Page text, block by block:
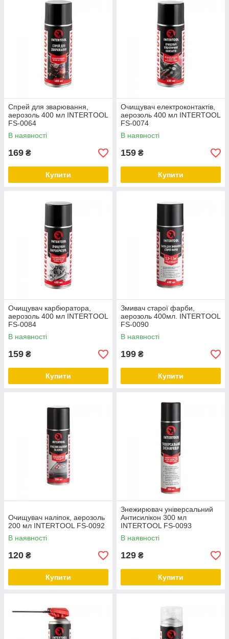
Спрей для зварювання,
аерозоль 400 мл INTERTOOL
FS-0064
В наявності
169 ₴
Купити
Очищувач електроконтактів,
аерозоль 400 мл INTERTOOL
FS-0074
В наявності
159 ₴
Купити
Очищувач карбюратора,
аерозоль 400 мл INTERTOOL
FS-0084
В наявності
159 ₴
Купити
Змивач старої фарби,
аерозоль 400мл. INTERTOOL
FS-0090
В наявності
199 ₴
Купити
Очищувач наліпок, аерозоль
200 мл INTERTOOL FS-0092
В наявності
120 ₴
Купити
Знежирювач універсальний
Антисилікон 300 мл
INTERTOOL FS-0093
В наявності
129 ₴
Купити